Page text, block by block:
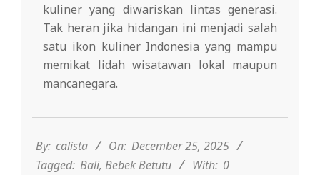
kuliner yang diwariskan lintas generasi.
Tak heran jika hidangan ini menjadi salah
satu ikon kuliner Indonesia yang mampu
memikat lidah wisatawan lokal maupun
mancanegara.
25
By: calista On: December 25, 2025
Tagged: Bali, Bebek Betutu With: 0